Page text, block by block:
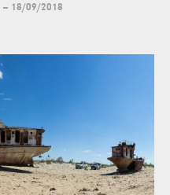
-- 18/09/2018